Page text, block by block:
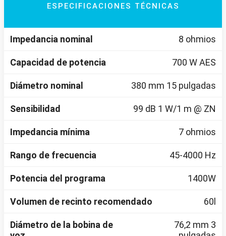
ESPECIFICACIONES TÉCNICAS
Impedancia nominal 8 ohmios
Capacidad de potencia 700 W AES
Diámetro nominal 380 mm 15 pulgadas
Sensibilidad 99 dB 1 W/1 m @ ZN
Impedancia mínima 7 ohmios
Rango de frecuencia 45-4000 Hz
Potencia del programa 1400W
Volumen de recinto recomendado 60l
Diámetro de la bobina de
76,2 mm 3